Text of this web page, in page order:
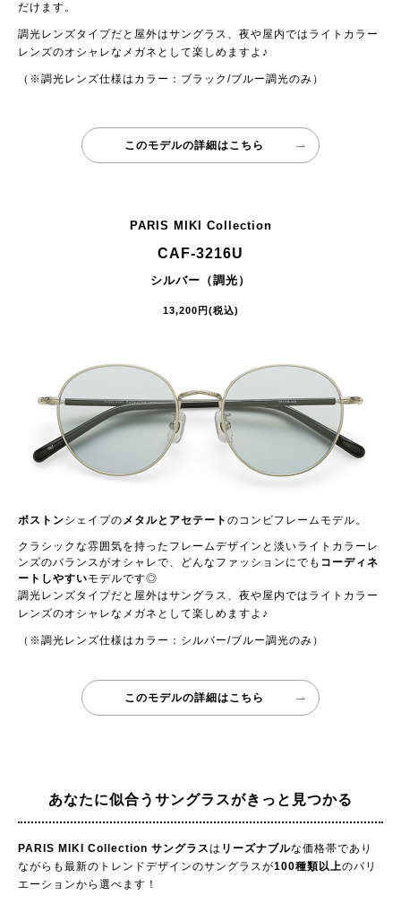
だけます。
調光レンズタイプだと屋外はサングラス、夜や屋内ではライトカラー
レンズのオシャレなメガネとして楽しめますよ♪
（※調光レンズ仕様はカラー：ブラック/ブルー調光のみ）
このモデルの詳細はこちら
PARIS MIKI Collection
CAF-3216U
シルバー（調光）
13,200円(税込)
ボストンシェイプのメタルとアセテート のコンビフレームモデル。
クラシックな雰囲気を持ったフレームデザインと淡いライトカラーレ
ンズのバランスがオシャレで、どんなファッションにでも コーディネ
ートしやすいモデルです◎
調光レンズタイプだと屋外はサングラス、夜や屋内ではライトカラー
レンズのオシャレなメガネとして楽しめますよ♪
（※調光レンズ仕様はカラー：シルバー/ブルー調光のみ）
このモデルの詳細はこちら
あなたに似合うサングラスがきっと見つかる
PARIS MIKI Collection サングラスは リーズナブルな価格帯であり
ながらも最新のトレンドデザインのサングラスが100種類以上のバリ
エーションから選べます！